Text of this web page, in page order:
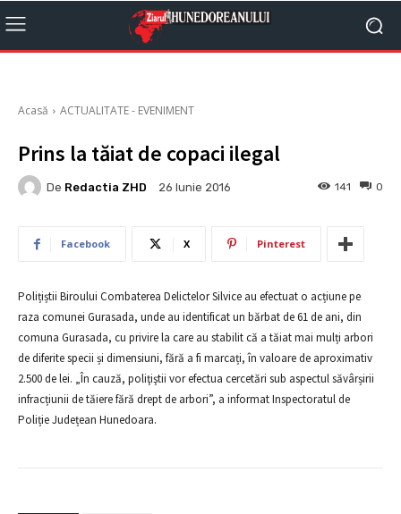
Acasă ACTUALITATE - EVENIMENT
Prins la tăiat de copaci ilegal
De Redactia ZHD 26 Iunie 2016 0
141
Facebook X Pinterest
Polițiștii Biroului Combaterea Delictelor Silvice au efectuat o acțiune pe
raza comunei Gurasada, unde au identificat un bărbat de 61 de ani, din
comuna Gurasada, cu privire la care au stabilit că a tăiat mai mulți arbori
de diferite specii și dimensiuni, fără a fi marcați, în valoare de aproximativ
2.500 de lei. „În cauză, poliţiştii vor efectua cercetări sub aspectul săvârșirii
infracțiunii de tăiere fără drept de arbori”, a informat Inspectoratul de
Poliție Județean Hunedoara.